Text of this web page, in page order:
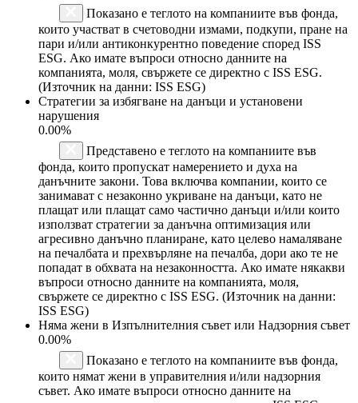
Показано е теглото на компаниите във фонда,
които участват в счетоводни измами, подкупи, пране на
пари и/или антиконкурентно поведение според ISS
ESG. Ако имате въпроси относно данните на
компанията, моля, свържете се директно с ISS ESG.
(Източник на данни: ISS ESG)
Стратегии за избягване на данъци и установени
нарушения
0.00%
Представено е теглото на компаниите във
фонда, които пропускат намерението и духа на
данъчните закони. Това включва компании, които се
занимават с незаконно укриване на данъци, като не
плащат или плащат само частично данъци и/или които
използват стратегии за данъчна оптимизация или
агресивно данъчно планиране, като целево намаляване
на печалбата и прехвърляне на печалба, дори ако те не
попадат в обхвата на незаконността. Ако имате някакви
въпроси относно данните на компанията, моля,
свържете се директно с ISS ESG. (Източник на данни:
ISS ESG)
Няма жени в Изпълнителния съвет или Надзорния съвет
0.00%
Показано е теглото на компаниите във фонда,
които нямат жени в управителния и/или надзорния
съвет. Ако имате въпроси относно данните на